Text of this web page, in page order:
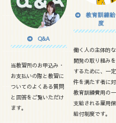
Q&A
当教習所のお申込み・
お支払いの際と教習に
ついてのよくある質問
と回答をご覧いただけ
ます。
教育訓練
度
働く人の主体的
開発の取り組み
するために、一
件を満たす者に
教育訓練費用の
支給される雇用
給付制度です。